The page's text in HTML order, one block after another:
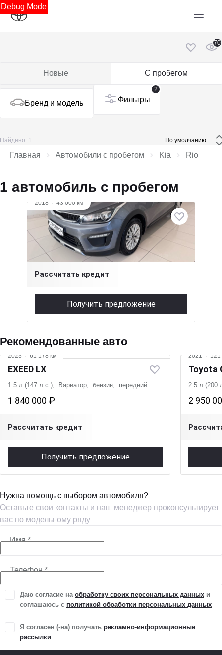
Debug Mode
70
Новые С пробегом
Бренд и модель
2
Фильтры
Найдено: 1
Главная Автомобили с пробегом Kia Rio
1 автомобиль с пробегом
2018·43 000 км
Kia Rio
1.6 л (123 л.с.), АКПП, бензин, передний
1 775 000 ₽
Рассчитать кредит
Получить предложение
Рекомендованные авто
2023·61 178 км
EXEED LX
1.5 л (147 л.с.), Вариатор, бензин, передний
1 840 000 ₽
Рассчитать кредит
Получить предложение
2021·121
Toyota
2.5 л (200
2 950
Нужна помощь с выбором автомобиля?
Оставьте свои контакты и наш менеджер проконсультирует
вас по модельному ряду
Имя*
Телефон*
Даю согласие на обработку своих персональных данных и
соглашаюсь с политикой обработки персональных данных
Я согласен (-на) получать рекламно-информационные
рассылки